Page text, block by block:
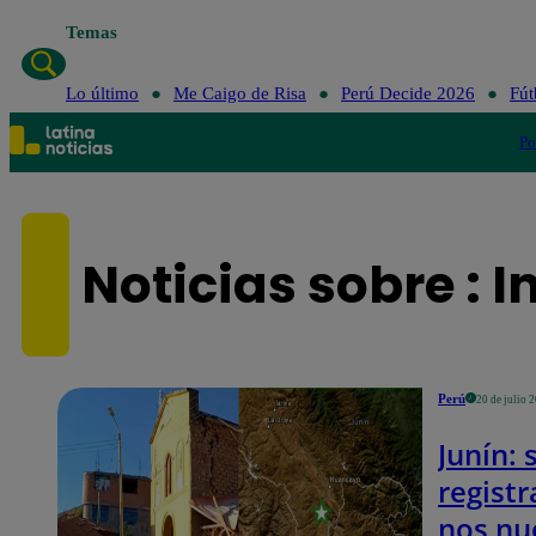
Temas
Lo último Me Caigo de Risa Perú Decide 2026
Noticias sobre :
Perú 20 de julio
Junín: